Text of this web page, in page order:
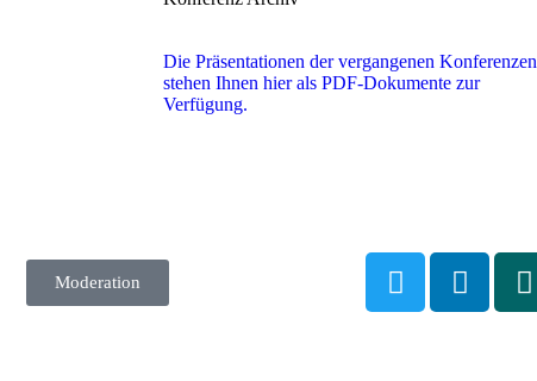
Die Präsentationen der vergangenen Konferenzen
stehen Ihnen hier als PDF-Dokumente zur
Verfügung.
Moderation